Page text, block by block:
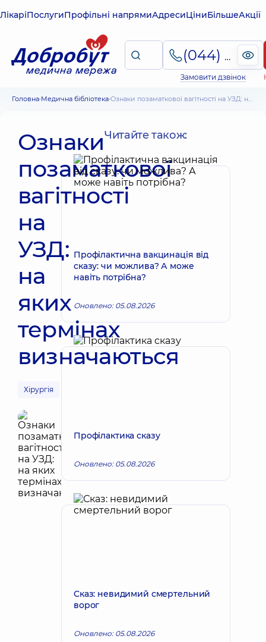
ЛікаріПослугиПрофільні напрямиАдресиЦіниБільшеАкції
(044) 495-2-888
Замовити дзвінок
Головна Медична бібліотека Ознаки позаматкової вагітності на УЗД: на яких термінах визначаються
Ознаки
позаматкової
вагітності
на
УЗД:
на
яких
термінах
визначаються
Хірургія
Читайте також:
Профілактична вакцинація від
сказу: чи можлива? А може
навіть потрібна?
Оновлено: 05.08.2026
Профілактика сказу
Оновлено: 05.08.2026
Сказ: невидимий смертельний
ворог
Оновлено: 05.08.2026